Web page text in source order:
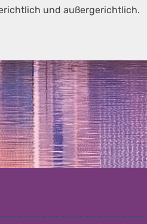
und außergerichtlich.